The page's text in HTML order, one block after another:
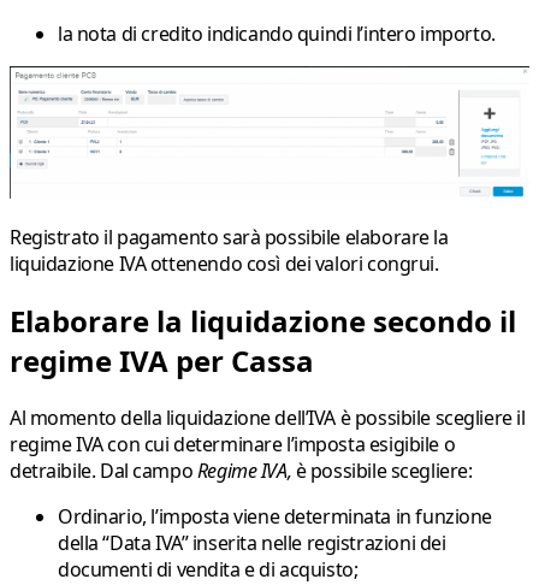
la nota di credito indicando quindi l’intero importo.
Registrato il pagamento sarà possibile elaborare la
liquidazione IVA ottenendo così dei valori congrui.
Elaborare la liquidazione secondo il
regime IVA per Cassa
Al momento della liquidazione dell’IVA è possibile scegliere il
regime IVA con cui determinare l’imposta esigibile o
detraibile. Dal campoRegime IVA,è possibile scegliere:
Ordinario, l’imposta viene determinata in funzione
della “Data IVA” inserita nelle registrazioni dei
documenti di vendita e di acquisto;